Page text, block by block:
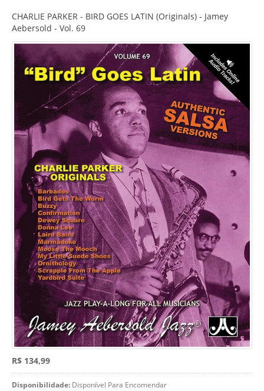
CHARLIE PARKER - BIRD GOES LATIN (Originals) - Jamey
Aebersold - Vol. 69
R$ 134,99
Disponibilidade: Disponível Para Encomendar